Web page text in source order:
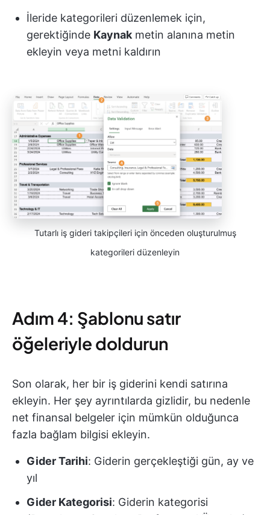
İleride kategorileri düzenlemek için,
gerektiğinde Kaynak metin alanına metin
ekleyin veya metni kaldırın
Tutarlı iş gideri takipçileri için önceden oluşturulmuş
kategorileri düzenleyin
Adım 4: Şablonu satır
öğeleriyle doldurun
Son olarak, her bir iş giderini kendi satırına
ekleyin. Her şey ayrıntılarda gizlidir, bu nedenle
net finansal belgeler için mümkün olduğunca
fazla bağlam bilgisi ekleyin.
Gider Tarihi: Giderin gerçekleştiği gün, ay ve
yıl
Gider Kategorisi: Giderin kategorisi